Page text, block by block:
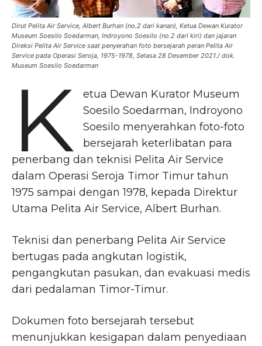
Dirut Pelita Air Service, Albert Burhan (no.2 dari kanan), Ketua Dewan Kurator
Museum Soesilo Soedarman, Indroyono Soesilo (no.2 dari kiri) dan jajaran
Direksi Pelita Air Service saat penyerahan foto bersejarah peran Pelita Air
Service pada Operasi Seroja, 1975-1978, Selasa 28 Desember 2021./ dok.
Museum Soesilo Soedarman
K
etua Dewan Kurator Museum
Soesilo Soedarman, Indroyono
Soesilo menyerahkan foto-foto
bersejarah keterlibatan para
penerbang dan teknisi Pelita Air Service
dalam Operasi Seroja Timor Timur tahun
1975 sampai dengan 1978, kepada Direktur
Utama Pelita Air Service, Albert Burhan.
Teknisi dan penerbang Pelita Air Service
bertugas pada angkutan logistik,
pengangkutan pasukan, dan evakuasi medis
dari pedalaman Timor-Timur.
Dokumen foto bersejarah tersebut
menunjukkan kesigapan dalam penyediaan